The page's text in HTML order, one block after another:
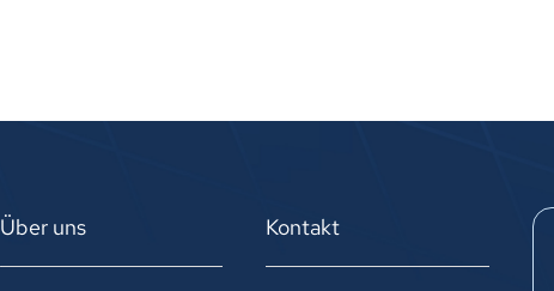
Über uns Kontakt